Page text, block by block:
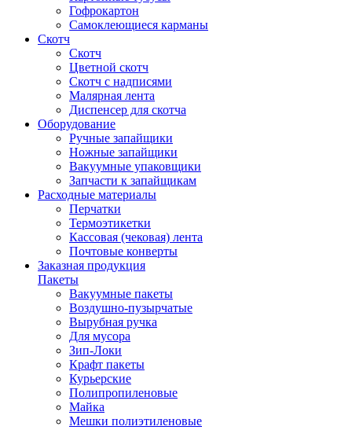
Гофрокартон
Самоклеющиеся карманы
Скотч
Скотч
Цветной скотч
Скотч с надписями
Малярная лента
Диспенсер для скотча
Оборудование
Ручные запайщики
Ножные запайщики
Вакуумные упаковщики
Запчасти к запайщикам
Расходные материалы
Перчатки
Термоэтикетки
Кассовая (чековая) лента
Почтовые конверты
Заказная продукция
Пакеты
Вакуумные пакеты
Воздушно-пузырчатые
Вырубная ручка
Для мусора
Зип-Локи
Крафт пакеты
Курьерские
Полипропиленовые
Майка
Мешки полиэтиленовые